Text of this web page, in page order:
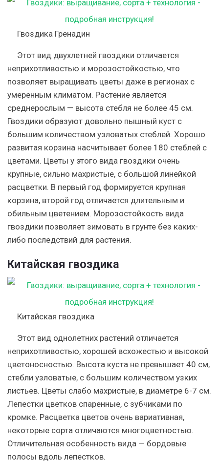
Гвоздика Гренадин
Этот вид двухлетней гвоздики отличается
неприхотливостью и морозостойкостью, что
позволяет выращивать цветы даже в регионах с
умеренным климатом. Растение является
среднерослым — высота стебля не более 45 см.
Гвоздики образуют довольно пышный куст с
большим количеством узловатых стеблей. Хорошо
развитая корзина насчитывает более 180 стеблей с
цветами. Цветы у этого вида гвоздики очень
крупные, сильно махристые, с большой линейкой
расцветки. В первый год формируется крупная
корзина, второй год отличается длительным и
обильным цветением. Морозостойкость вида
гвоздики позволяет зимовать в грунте без каких-
либо последствий для растения.
Китайская гвоздика
Китайская гвоздика
Этот вид однолетних растений отличается
неприхотливостью, хорошей всхожестью и высокой
цветоносностью. Высота куста не превышает 40 см,
стебли узловатые, с большим количеством узких
листьев. Цветы слабо махристые, в диаметре 6-7 см.
Лепестки цветков спаренные, с зубчиками по
кромке. Расцветка цветов очень вариативная,
некоторые сорта отличаются многоцветностью.
Отличительная особенность вида — бордовые
полосы вдоль лепестков.